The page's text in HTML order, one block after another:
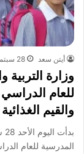
أيتن سعد 28 سبتمبر، 2025
وزارة التربية
والقيم الغذائية